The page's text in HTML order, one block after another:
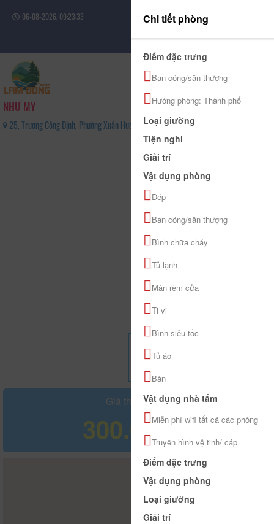
06-08-2026, 09:23:33
Đăng nhập
NHƯ MY
25, Trương Công Định, Phường Xuân Hương - Đà Lạt, Tỉnh Lâm Đồng - 02633827069
Giá tham khảo
300.000 đ
Chi tiết phòng
Điểm đặc trưng
Ban công/sân thượng
Hướng phòng: Thành phố
Loại giường
Tiện nghi
Giải trí
Vật dụng phòng
Dép
Ban công/sân thượng
Bình chữa cháy
Tủ lạnh
Màn rèm cửa
Ti vi
Bình siêu tốc
Tủ áo
Bàn
Vật dụng nhà tắm
Miễn phí wifi tất cả các phòng
Truyền hình vệ tinh/ cáp
Điểm đặc trưng
Vật dụng phòng
Loại giường
Giải trí